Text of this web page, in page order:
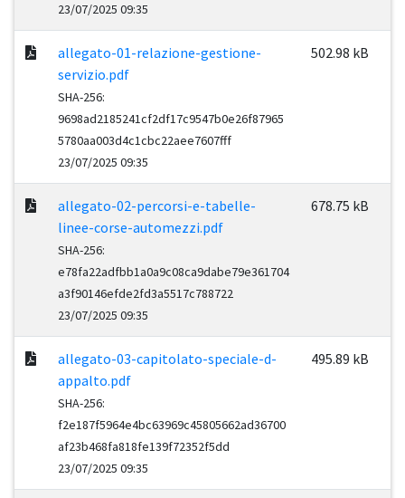
23/07/2025 09:35
allegato-01-relazione-gestione-
servizio.pdf
SHA-256:
9698ad2185241cf2df17c9547b0e26f87965
5780aa003d4c1cbc22aee7607fff
23/07/2025 09:35
502.98 kB
allegato-02-percorsi-e-tabelle-
linee-corse-automezzi.pdf
SHA-256:
e78fa22adfbb1a0a9c08ca9dabe79e361704
a3f90146efde2fd3a5517c788722
23/07/2025 09:35
678.75 kB
allegato-03-capitolato-speciale-d-
appalto.pdf
SHA-256:
f2e187f5964e4bc63969c45805662ad36700
af23b468fa818fe139f72352f5dd
23/07/2025 09:35
495.89 kB